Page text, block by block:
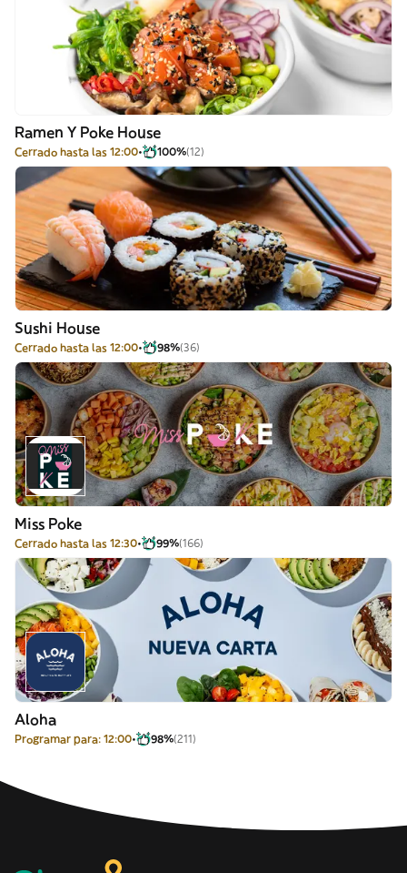
Ramen Y Poke House
Cerrado hasta las 12:00 100%(12)
Sushi House
Cerrado hasta las 12:00 98%(36)
Miss Poke
Cerrado hasta las 12:30 99%(166)
Aloha
Programar para: 12:00 98%(211)